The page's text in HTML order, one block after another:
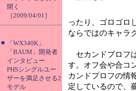
開く
［2009/04/01］
■
「WX340K」
「BAUM」開発者
インタビュー
PHSシングルユー
ザーを満足させる2
モデル
ったり、ゴロゴロ
ならではのキャラ
セカンドプロフ
す。オフ会や合コ
カンドプロフの情
定しているので、